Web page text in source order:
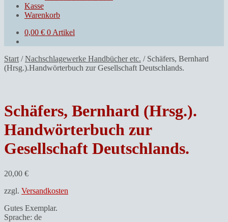
Kasse
Warenkorb
0,00 € 0 Artikel
Start /Nachschlagewerke Handbücher etc. / Schäfers, Bernhard
(Hrsg.).Handwörterbuch zur Gesellschaft Deutschlands.
Schäfers, Bernhard (Hrsg.).
Handwörterbuch zur
Gesellschaft Deutschlands.
20,00 €
zzgl. Versandkosten
Gutes Exemplar.
Sprache: de